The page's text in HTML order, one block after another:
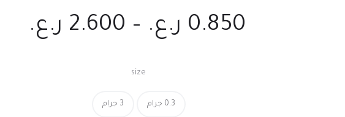
0.850 ر.ع. –
2.600 ر.ع.
size
0.3 جرام 3 جرام